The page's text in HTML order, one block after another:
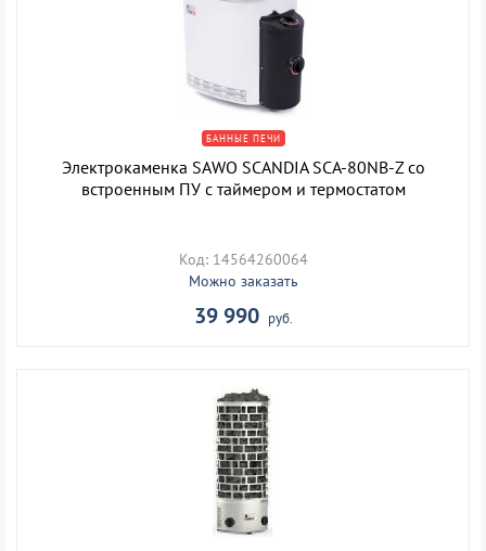
БАННЫЕ ПЕЧИ
Электрокаменка SAWO SCANDIA SCA-80NB-Z со
встроенным ПУ с таймером и термостатом
Код: 14564260064
Можно заказать
39 990 руб.